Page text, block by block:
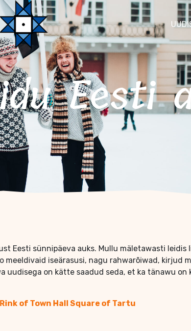
Eesti
Eesti sünnipäeva auks. Mullu mäletawasti
iseärasusi, nagu rahwarõiwad, kirjud
on kätte saadud seda, et ka tänawu
of Town Hall Square of Tartu